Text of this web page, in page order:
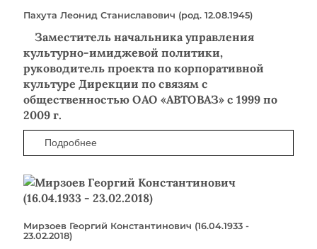
Пахута Леонид Станиславович (род. 12.08.1945)
Заместитель начальника управления
культурно-имиджевой политики,
руководитель проекта по корпоративной
культуре Дирекции по связям с
общественностью ОАО «АВТОВАЗ» с 1999 по
2009 г.
Подробнее
Мирзоев Георгий Константинович (16.04.1933 -
23.02.2018)